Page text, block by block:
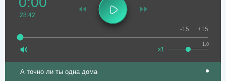
28:42
1.0
x1
-15 +15
А точно ли ты одна дома